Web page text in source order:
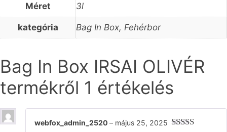
Méret 3l
kategória Bag In Box, Fehérbor
Bag In Box IRSAI OLIVÉR
termékről 1 értékelés
webfox_admin_2520 – május 25, 2025